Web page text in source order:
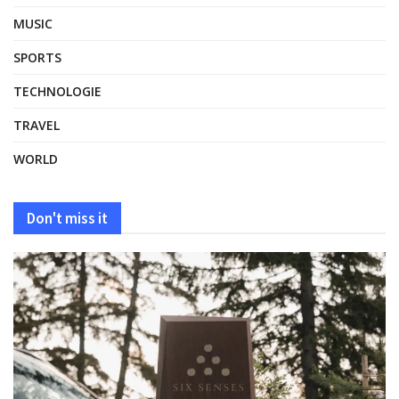
MUSIC
SPORTS
TECHNOLOGIE
TRAVEL
WORLD
Don't miss it